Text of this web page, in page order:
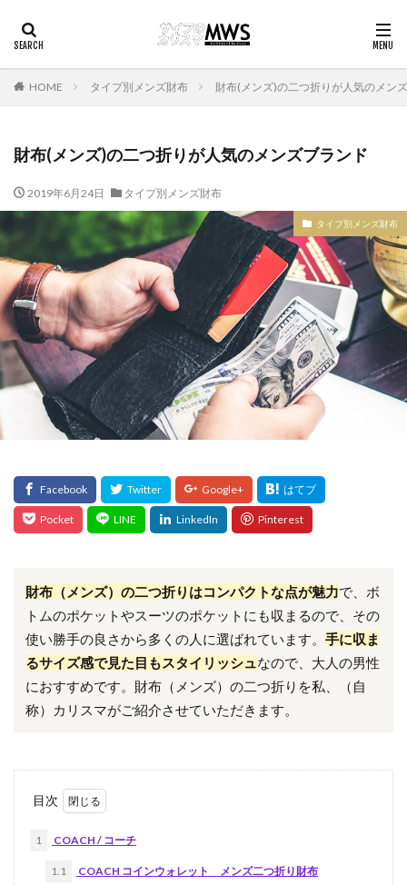
HOME タイプ別メンズ財布 財布(メンズ)の二つ折りが人気のメン
財布(メンズ)の二つ折りが人気のメンズブランド
2019年6月24日 タイプ別メンズ財布
タイプ別メンズ財布
財布（メンズ）の二つ折りはコンパクトな点が魅力で、ボ
トムのポケットやスーツのポケットにも収まるので、その
使い勝手の良さから多くの人に選ばれています。 手に収ま
るサイズ感で見た目もスタイリッシュ なので、大人の男性
におすすめです。財布（メンズ）の二つ折りを私、（自
称）カリスマがご紹介させていただきます。
目次
1 COACH / コーチ
1.1 COACH コインウォレット メンズ二つ折り財布